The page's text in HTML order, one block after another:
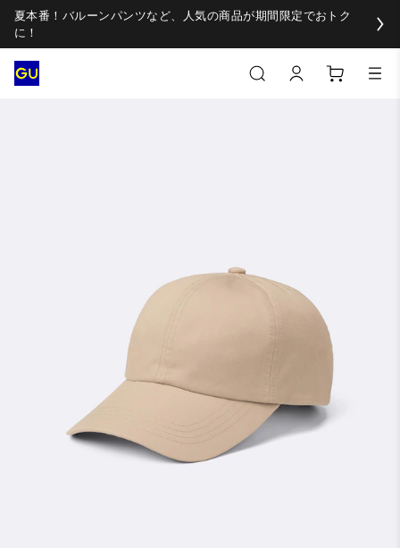
夏本番！バルーンパンツなど、人気の商品が期間限定でおトク
に！